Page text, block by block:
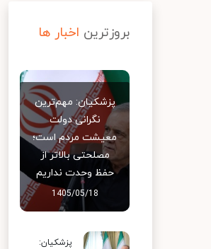
بروزترین اخبار ها
پزشکیان: مهم‌ترین
نگرانی دولت
معیشت مردم است؛
مصلحتی بالاتر از
حفظ وحدت نداریم
1405/05/18
پزشکیان: